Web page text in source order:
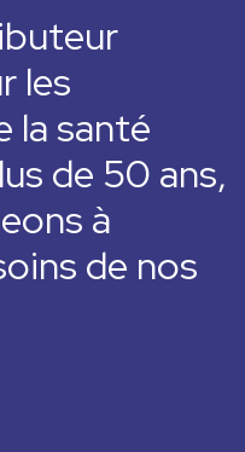
les
la santé
de 50 ans,
à
de nos